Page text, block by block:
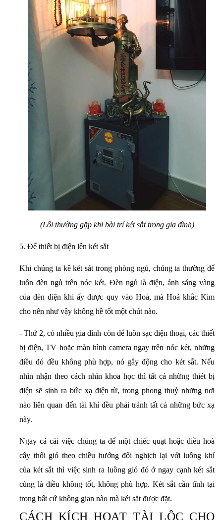
(Lỗi thường gặp khi bài trí két sắt trong gia đình)
5. Để thiết bị điện lên két sắt
Khi chúng ta kê két sát trong phòng ngủ, chúng ta thường để
luôn đèn ngủ trên nóc két. Đèn ngủ là điện, ánh sáng vàng
của đèn điện khi ấy được quy vào Hoả, mà Hoả khắc Kim
cho nên như vậy không hề tốt một chút nào.
- Thứ 2, có nhiều gia đình còn để luôn sạc điện thoại, các thiết
bị điện, TV hoặc màn hình camera ngay trên nóc két, những
điều đó đều không phù hợp, nó gây động cho két sắt. Nếu
nhìn nhận theo cách nhìn khoa học thì tất cả những thiét bị
điện sẽ sinh ra bức xạ điện từ, trong phong thuỷ những nơi
nào liên quan đến tài khí đều phải tránh tất cả những bức xạ
này.
Ngay cả cái việc chúng ta để một chiếc quạt hoặc điều hoà
cây thổi gió theo chiều hướng đối nghịch lại với luồng khí
của két sắt thì việc sinh ra luồng gió đó ở ngay cạnh két sắt
cũng là điều không tốt, không phù hợp. Két sắt cần tĩnh tại
trong bất cứ không gian nào mà két sắt được đặt.
CÁCH KÍCH HOẠT TÀI LỘC CHO